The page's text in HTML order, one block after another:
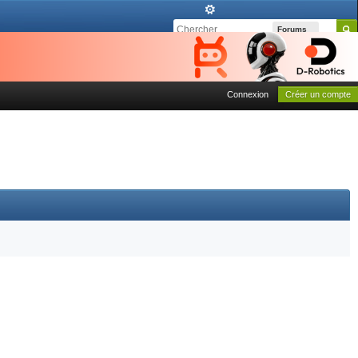
Forums
Connexion Créer un compte